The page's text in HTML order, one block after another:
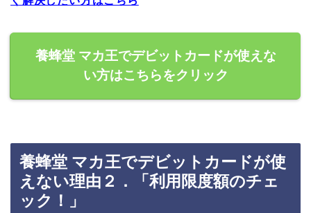
養蜂堂 マカ王でデビットカードが使えな
い方はこちらをクリック
養蜂堂 マカ王でデビットカードが使
えない理由２．「利用限度額のチェ
ック！」